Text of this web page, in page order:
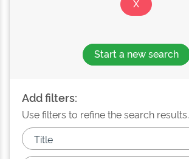
Start a new search
Add filters:
Use filters to refine the search results.